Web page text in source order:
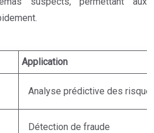
Application
Analyse prédictive des
Détection de fraude